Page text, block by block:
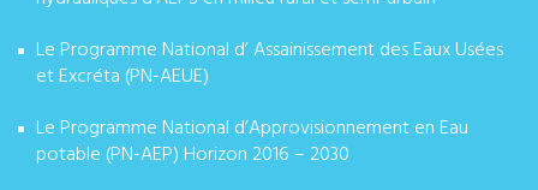
Le Programme National d’ Assainissement des Eaux Usées
et Excréta (PN-AEUE)
Le Programme National d’Approvisionnement en Eau
potable (PN-AEP) Horizon 2016 – 2030